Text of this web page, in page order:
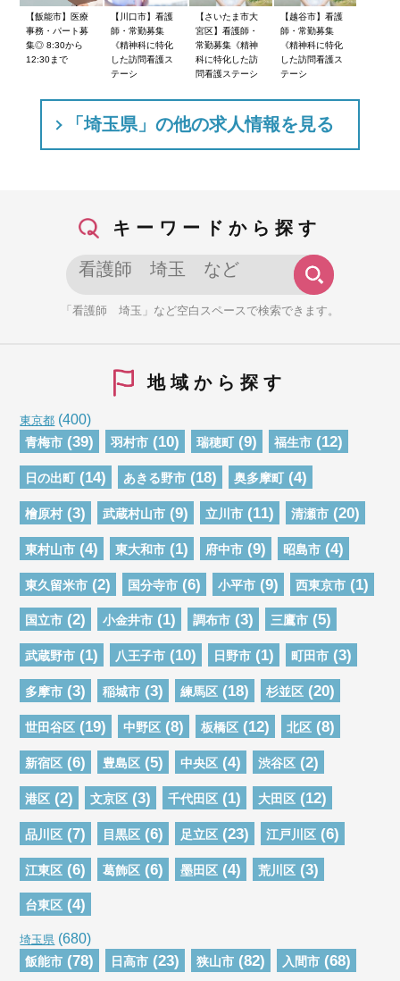
【飯能市】医療
事務・パート募
集◎ 8:30から
12:30まで
【川口市】看護
師・常勤募集
《精神科に特化
した訪問看護ス
テーシ
【さいたま市大
宮区】看護師・
常勤募集《精神
科に特化した訪
問看護ステーシ
【越谷市】看護
師・常勤募集
《精神科に特化
した訪問看護ス
テーシ
「埼玉県」の他の求人情報を見る
キーワードから探す
「看護師 埼玉」など空白スペースで検索できます。
地域から探す
東京都 (400)
青梅市 (39) 羽村市 (10) 瑞穂町 (9) 福生市 (12)
日の出町 (14) あきる野市 (18) 奥多摩町 (4)
檜原村 (3) 武蔵村山市 (9) 立川市 (11) 清瀬市 (20)
東村山市 (4) 東大和市 (1) 府中市 (9) 昭島市 (4)
東久留米市 (2) 国分寺市 (6) 小平市 (9) 西東京市 (1)
国立市 (2) 小金井市 (1) 調布市 (3) 三鷹市 (5)
武蔵野市 (1) 八王子市 (10) 日野市 (1) 町田市 (3)
多摩市 (3) 稲城市 (3) 練馬区 (18) 杉並区 (20)
世田谷区 (19) 中野区 (8) 板橋区 (12) 北区 (8)
新宿区 (6) 豊島区 (5) 中央区 (4) 渋谷区 (2)
港区 (2) 文京区 (3) 千代田区 (1) 大田区 (12)
品川区 (7) 目黒区 (6) 足立区 (23) 江戸川区 (6)
江東区 (6) 葛飾区 (6) 墨田区 (4) 荒川区 (3)
台東区 (4)
埼玉県 (680)
飯能市 (78) 日高市 (23) 狭山市 (82) 入間市 (68)